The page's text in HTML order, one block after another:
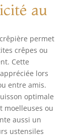
6200
dans
à la
de
et
des
au
permet
crêpes ou
Cette
lors
entre amis.
optimale
moelleuses ou
aussi un
ustensiles